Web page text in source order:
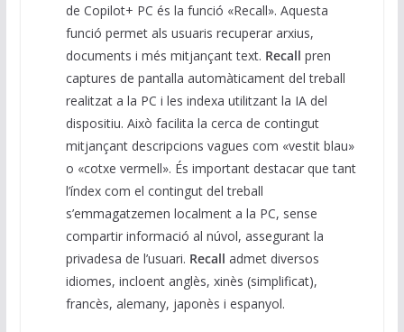
de Copilot+ PC és la funció «Recall». Aquesta
funció permet als usuaris recuperar arxius,
documents i més mitjançant text. Recall pren
captures de pantalla automàticament del treball
realitzat a la PC i les indexa utilitzant la IA del
dispositiu. Això facilita la cerca de contingut
mitjançant descripcions vagues com «vestit blau»
o «cotxe vermell». És important destacar que tant
l’índex com el contingut del treball
s’emmagatzemen localment a la PC, sense
compartir informació al núvol, assegurant la
privadesa de l’usuari. Recall admet diversos
idiomes, incloent anglès, xinès (simplificat),
francès, alemany, japonès i espanyol.